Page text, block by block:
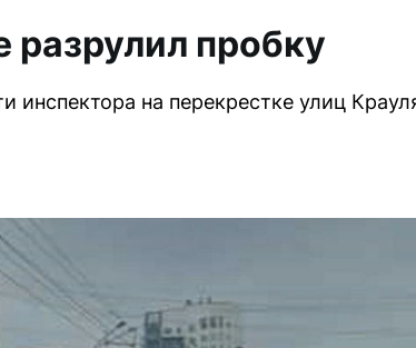
пробку
инспектора на перекрестке улиц